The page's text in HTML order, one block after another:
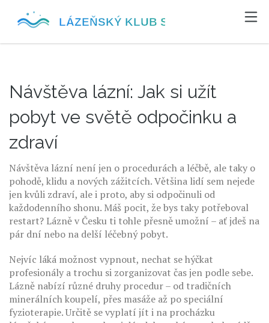
Návštěva lázní: Jak si užít
pobyt ve světě odpočinku a
zdraví
Návštěva lázní není jen o procedurách a léčbě, ale taky o
pohodě, klidu a nových zážitcích. Většina lidí sem nejede
jen kvůli zdraví, ale i proto, aby si odpočinuli od
každodenního shonu. Máš pocit, že bys taky potřeboval
restart? Lázně v Česku ti tohle přesně umožní – ať jdeš na
pár dní nebo na delší léčebný pobyt.
Nejvíc láká možnost vypnout, nechat se hýčkat
profesionály a trochu si zorganizovat čas jen podle sebe.
Lázně nabízí různé druhy procedur – od tradičních
minerálních koupelí, přes masáže až po speciální
fyzioterapie. Určitě se vyplatí jít i na procházku